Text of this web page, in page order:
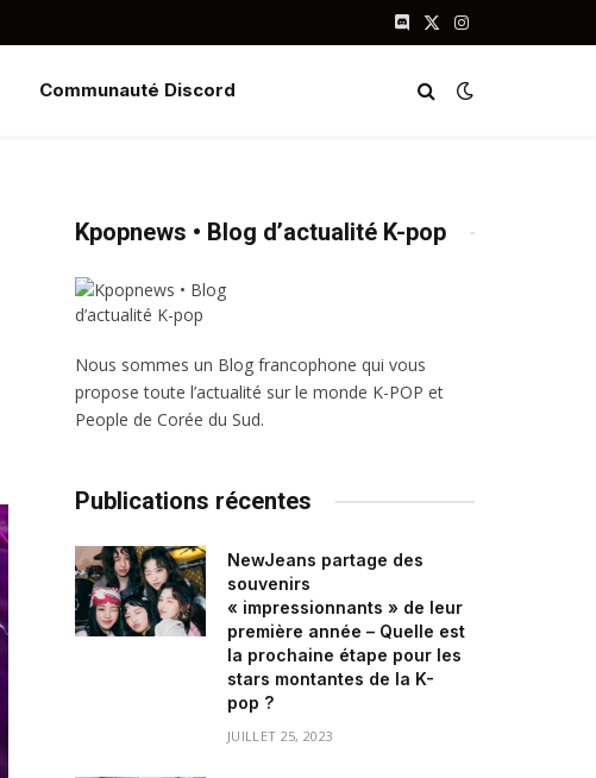
Discord
X
Instagram
Communauté Discord
Kpopnews • Blog d’actualité K-pop
Nous sommes un Blog francophone qui vous
propose toute l’actualité sur le monde K-POP et
People de Corée du Sud.
Publications récentes
NewJeans partage des
souvenirs
« impressionnants » de leur
première année – Quelle est
la prochaine étape pour les
stars montantes de la K-
pop ?
JUILLET 25, 2023